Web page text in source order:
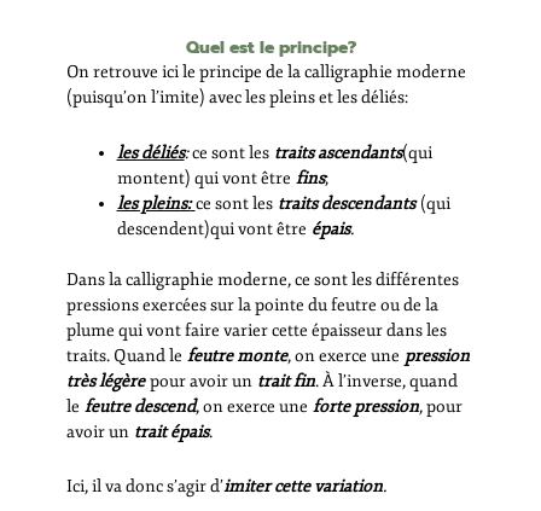
Quel est le principe?
On retrouve ici le principe de la calligraphie moderne
(puisqu’on l’imite) avec les pleins et les déliés:
les déliés:ce sont les traits ascendants(qui
montent) qui vont être fins;
les pleins: ce sont les traits descendants (qui
descendent)qui vont être épais.
Dans la calligraphie moderne, ce sont les différentes
pressions exercées sur la pointe du feutre ou de la
plume qui vont faire varier cette épaisseur dans les
traits. Quand le feutre monte, on exerce une pression
très légèrepour avoir un trait fin. À l’inverse, quand
le feutre descend, on exerce une forte pression, pour
avoir un trait épais.
Ici, il va donc s’agir d’imiter cette variation.